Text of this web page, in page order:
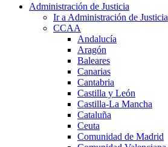
Administración de Justicia
Ir a Administración de Justicia
CCAA
Andalucía
Aragón
Baleares
Canarias
Cantabria
Castilla y León
Castilla-La Mancha
Cataluña
Ceuta
Comunidad de Madrid